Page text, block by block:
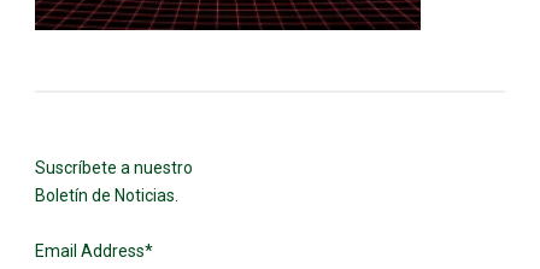
Suscríbete a nuestro
Boletín de Noticias.
Email Address*